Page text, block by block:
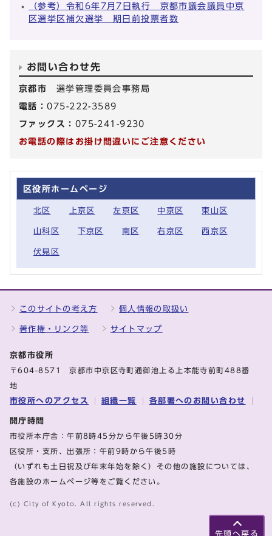
（参考）令和6年7月7日執行 京都市議会議員中京
区選挙区補欠選挙 期日前投票者数
お問い合わせ先
京都市 選挙管理委員会事務局
電話：075-222-3589
ファックス： 075-241-9230
お電話の際はお掛け間違いにご注意ください
区役所ホームページ
北区 上京区 左京区 中京区 東山区
山科区 下京区 南区 右京区 西京区
伏見区
先頭へ戻る
このサイトの考え方 個人情報の取扱い
著作権・リンク等 サイトマップ
京都市役所
〒604-8571 京都市中京区寺町通御池上る上本能寺前町488番
地
市役所へのアクセス 組織一覧 各部署へのお問い合わせ
開庁時間
市役所本庁舎：午前8時45分から午後5時30分
区役所・支所、出張所：午前9時から午後5時
（いずれも土日祝及び年末年始を除く）その他の施設については、
各施設のホームページ等をご覧ください。
(c) City of Kyoto. All rights reserved.